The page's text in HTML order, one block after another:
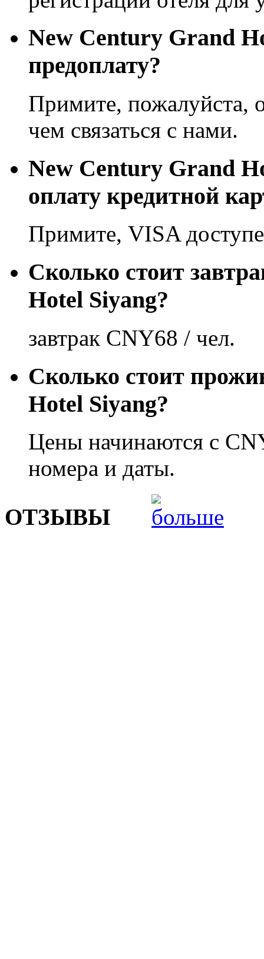
New Century Grand
предоплату?
Примите, пожалуйста,
чем связаться с нами.
New Century Grand
оплату кредитной
Примите, VISA
Сколько стоит
Hotel Siyang?
завтрак CNY68 / чел.
Сколько стоит
Hotel Siyang?
Цены начинаются с
номера и даты.
ОТЗЫВЫ